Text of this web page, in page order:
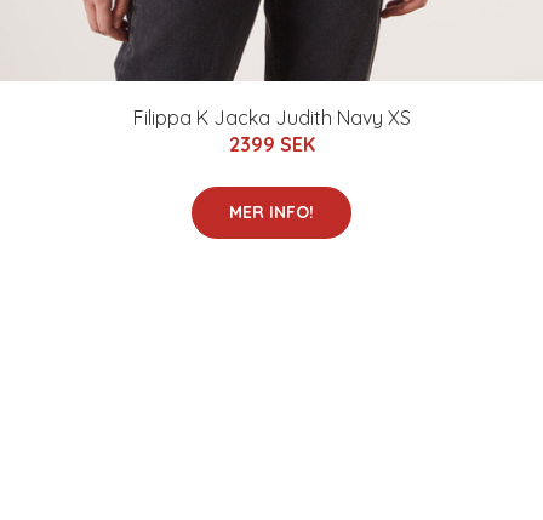
Filippa K Jacka Judith Navy XS
2399 SEK
MER INFO!